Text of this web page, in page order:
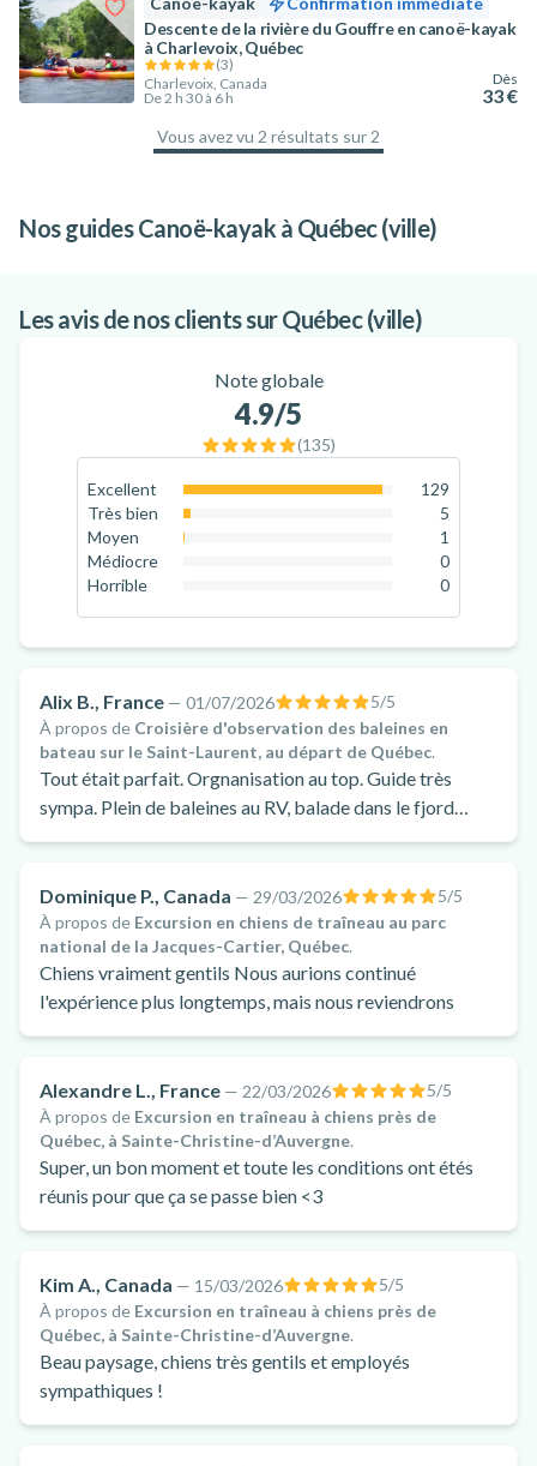
Descente de la rivière du Gouffre en canoë-kayak
à Charlevoix, Québec
(3)
Charlevoix, Canada
De 2 h 30 à 6 h
Dès
33 €
Vous avez vu 2 résultats sur 2
Nos guides Canoë-kayak à Québec (ville)
Les avis de nos clients sur Québec (ville)
Note globale
4.9/5
(135)
Excellent
95.6
129
Très bien
3.7
5
Moyen
1
Médiocre
0
Horrible
0
Alix B., France — 01/07/2026 5/5
À propos de Croisière d'observation des baleines en
bateau sur le Saint-Laurent, au départ de Québec.
Tout était parfait. Orgnanisation au top. Guide très
sympa. Plein de baleines au RV, balade dans le fjord
Dominique P., Canada — 29/03/2026 5/5
À propos de Excursion en chiens de traîneau au parc
national de la Jacques-Cartier, Québec.
Chiens vraiment gentils Nous aurions continué
l'expérience plus longtemps, mais nous reviendrons
Alexandre L., France — 22/03/2026 5/5
À propos de Excursion en traîneau à chiens près de
Québec, à Sainte-Christine-d’Auvergne.
Super, un bon moment et toute les conditions ont étés
réunis pour que ça se passe bien <3
Kim A., Canada — 15/03/2026 5/5
À propos de Excursion en traîneau à chiens près de
Québec, à Sainte-Christine-d’Auvergne.
Beau paysage, chiens très gentils et employés
sympathiques !